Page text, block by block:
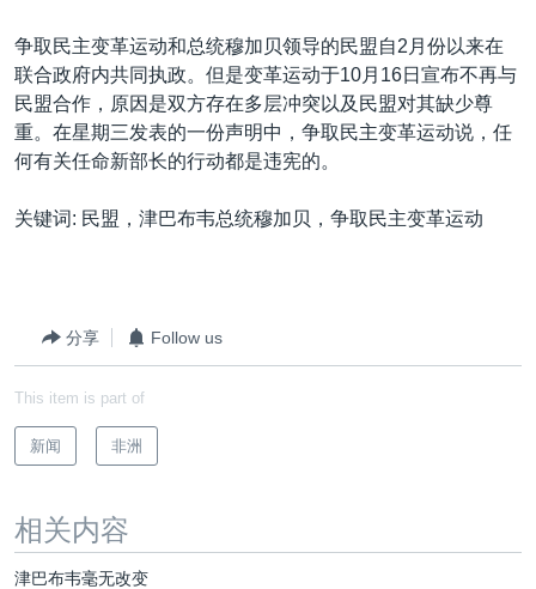
到
检
索
非洲
美洲
全球议题
军事
劳工
环境
国会报道
美中关系
美国建国250周年
台海两岸关系
南中国海争端
关注新疆
VOA今日焦点
中文广播
关注我们
其他语言网站
争取民主变革运动和总统穆加贝领导的民盟自2月份以来在
联合政府内共同执政。但是变革运动于10月16日宣布不再与
民盟合作，原因是双方存在多层冲突以及民盟对其缺少尊
重。在星期三发表的一份声明中，争取民主变革运动说，任
何有关任命新部长的行动都是违宪的。
关键词: 民盟，津巴布韦总统穆加贝，争取民主变革运动
分享 Follow us
This item is part of
新闻 非洲
相关内容
津巴布韦毫无改变